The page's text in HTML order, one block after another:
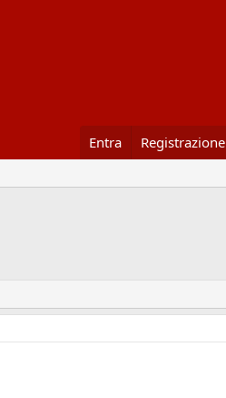
Entra Registrazione